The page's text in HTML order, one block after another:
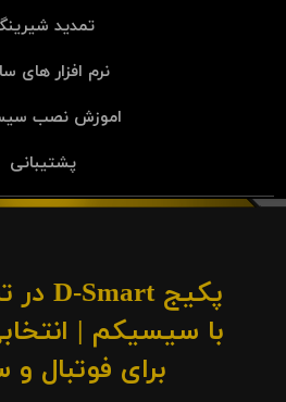
تمدید
نرم افزار های
اموزش نصب
پشتیبانی
با سیسیکم |
برای فوتبال